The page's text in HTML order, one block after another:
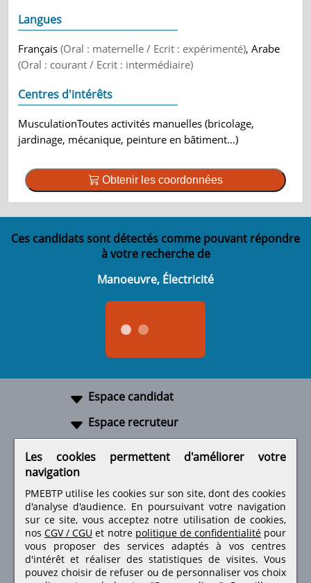
Langues
Français(Oral : maternelle / Ecrit : expérimenté), Arabe
(Oral : courant / Ecrit : intermédiaire)
Centres d'intérêts
MusculationToutes activités manuelles (bricolage,
jardinage, mécanique, peinture en bâtiment...)
Obtenir les coordonnées
Ces candidats sont détectés comme pouvant répondre
à votre recherche de
Manoeuvre, Électricité
Espace candidat
Espace recruteur
Retrouvez-nous sur les réseaux sociaux
Les cookies permettent d'améliorer votre
navigation
PMEBTP utilise les cookies sur son site, dont des cookies
d'analyse d'audience. En poursuivant votre navigation
sur ce site, vous acceptez notre utilisation de cookies,
nos CGV / CGU et notre politique de confidentialité pour
vous proposer des services adaptés à vos centres
d'intérêt et réaliser des statistiques de visites.Vous
pouvez choisir de refuser ou de personnaliser vos choix